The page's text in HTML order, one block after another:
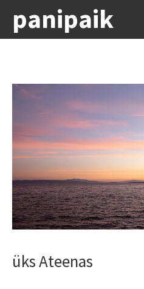
panipaik
üks Ateenas